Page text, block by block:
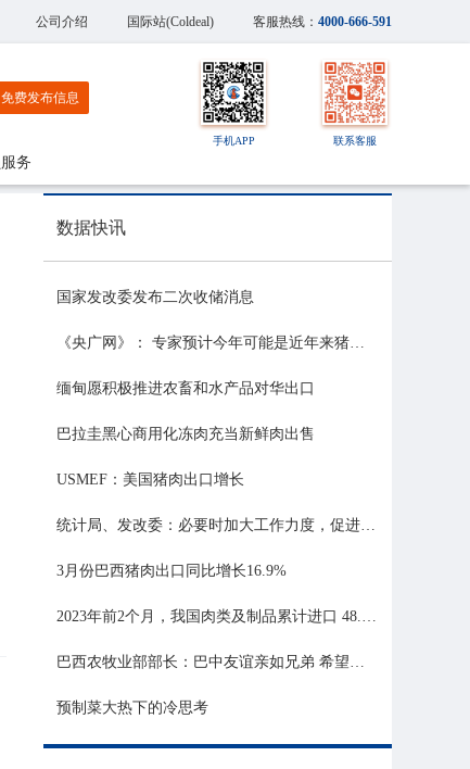
公司介绍 国际站(Coldeal) 客服热线： 4000-666-591
免费发布信息
手机APP 联系客服
务
数据快讯
国家发改委发布二次收储消息
《央广网》： 专家预计今年可能是近年来猪价最稳的一年
缅甸愿积极推进农畜和水产品对华出口
巴拉圭黑心商用化冻肉充当新鲜肉出售
USMEF：美国猪肉出口增长
统计局、发改委：必要时加大工作力度，促进生猪市场平稳运行
3月份巴西猪肉出口同比增长16.9%
2023年前2个月，我国肉类及制品累计进口 48.06 亿美元，同比增长 21.81%
巴西农牧业部部长：巴中友谊亲如兄弟 希望与中国深化农业合作
预制菜大热下的冷思考